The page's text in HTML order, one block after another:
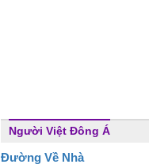
Người Việt Đông Á
Đường Về Nhà